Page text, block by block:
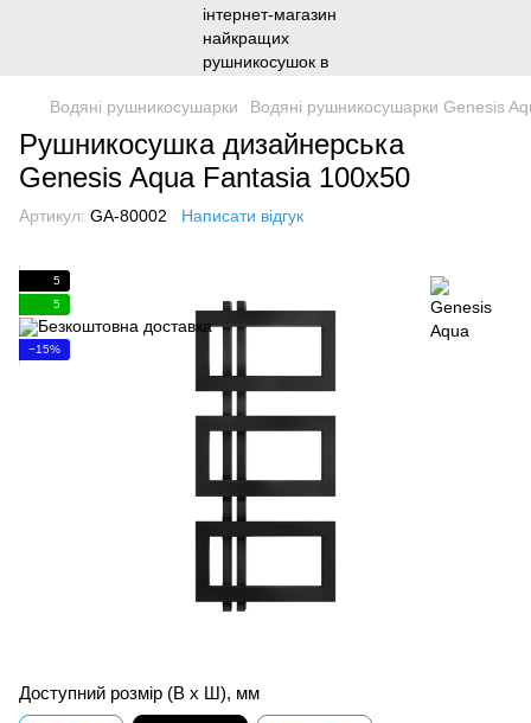
Водяні рушникосушарки Водяні рушникосушарки Genesis
Рушникосушка дизайнерська
Genesis Aqua Fantasia 100x50
Артикул: GA-80002 Написати відгук
5
5
−15%
Доступний розмір (В x Ш), мм